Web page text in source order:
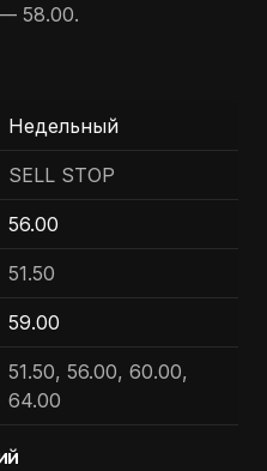
58.00.
Недельный
SELL STOP
56.00
51.50
59.00
51.50, 56.00, 60.00,
64.00